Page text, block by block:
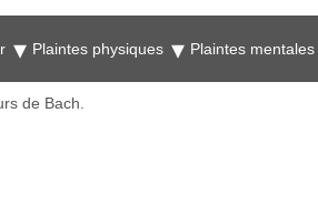
Plaintes physiques Plaintes mentales
de Bach.